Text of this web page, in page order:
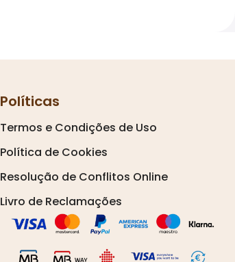
Políticas
Termos e Condições de Uso
Política de Cookies
Resolução de Conflitos Online
Livro de Reclamações